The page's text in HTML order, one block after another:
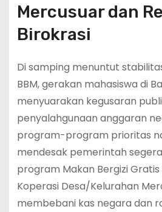
Mercusuar dan
Birokrasi
Di samping menuntut
BBM, gerakan mahasiswa di
menyuarakan kegusaran
penyalahgunaan anggaran
program-program prioritas
mendesak pemerintah
program Makan Bergizi
Koperasi Desa/Kelurahan
membebani kas negara dan